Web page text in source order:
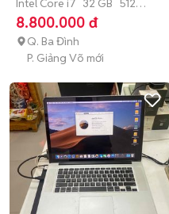
Intel Core i7 32 GB 512
GB SSD
8.800.000 đ
Q. Ba Đình
P. Giảng Võ mới